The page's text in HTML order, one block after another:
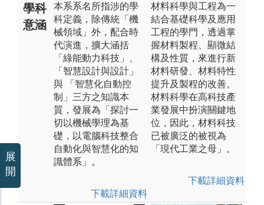
學科
意涵
本系系名所指涉的學
科定義，除傳統「機
械領域」外，配合時
代演進，擴大涵括
「綠能動力科技」、
「智慧設計與設計」
與 「智慧化自動控
制」三方之知識本
質，發展為「探討一
切以機械學理為基
礎，以電腦科技整合
自動化與智慧化的知
識體系」。
下載詳細資料
材料科學與工程為一
結合基礎科學及應用
工程的學門，透過掌
握材料製程、顯微結
構及性質，來進行新
材料研發、材料特性
提升及製程的改善。
材料科學在高科技產
業發展中扮演關鍵地
位，因此，材料科技
已被廣泛的被視為
「現代工業之母」。
下載詳細資料
展
開